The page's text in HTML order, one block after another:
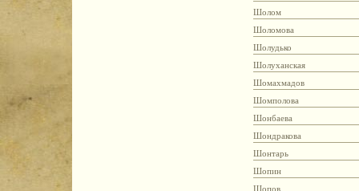
Шолом
Шоломова
Шолудько
Шолуханская
Шомахмадов
Шомполова
Шонбаева
Шондракова
Шонтарь
Шопин
Шопов